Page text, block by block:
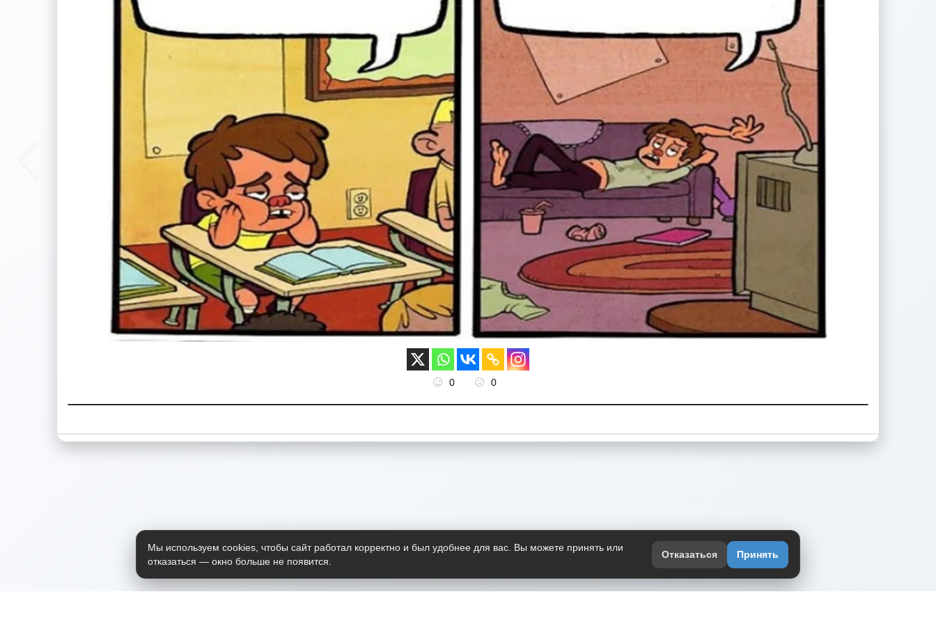
0 0
Мы используем cookies, чтобы сайт работал корректно и был удобнее для вас. Вы можете принять или
отказаться — окно больше не появится.
Отказаться Принять